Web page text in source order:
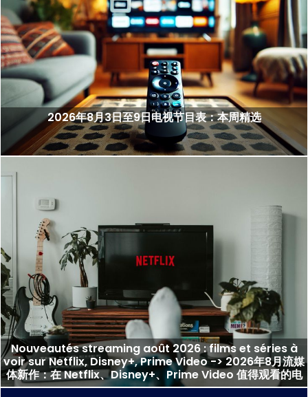
2026年8月3日至9日电视节目表：本周精选
Nouveautés streaming août 2026 : films et séries à
voir sur Netflix, Disney+, Prime Video -> 2026年8月流媒
体新作：在 Netflix、Disney+、Prime Video 值得观看的电
影与剧集